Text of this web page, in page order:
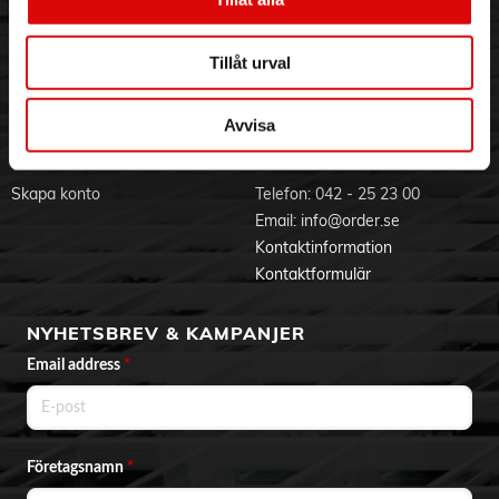
Tillåt urval
Avvisa
· Perfekt resultat snabbt: tack vare 800 watt stark motor, 2
hastigheter samt pulsfunktion
· Multifunktionell kniv i rostfritt stål
· 2.3 l bunke med lock och påmantare - kapacitet upp till 500
gram mjöl + övriga ingredientser (max 0.8 kg deg)
· Mixer i plast 1 liter
· Passar utmärkt för att krossa is till kalla drycker
· Hack med MultiLevel6 kniv för till exempel örter, nötter,
vitlök och pesto
· Vändbar skärskiva (tunn och tjock), vändbar riv- och
· Skär- och rivskivor i rostfritt stål
· Degredskap/degkniv
· Alla plastdelar som kommer i kontakt med livsmedel är
BPA-fria
Visselblåsning
Varumärken
Godsefterlysning & Felleverans
Om cookies
BLI KUND
Skapa konto
KONTAKTA OSS
Telefon: 042 - 25 23 00
Email: info@order.se
Kontaktinformation
Kontaktformulär
NYHETSBREV & KAMPANJER
Email address *
Företagsnamn*